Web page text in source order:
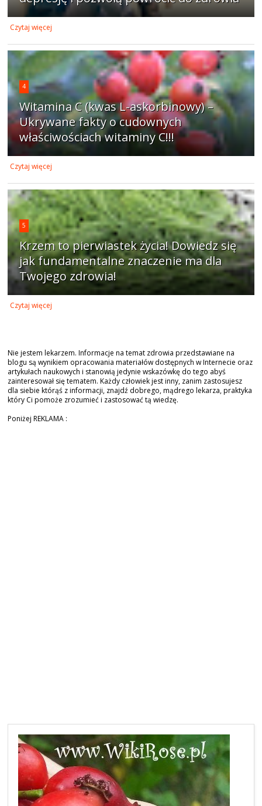
Czytaj więcej
4
Witamina C (kwas L-askorbinowy) –
Ukrywane fakty o cudownych
właściwościach witaminy C!!!
Czytaj więcej
5
Krzem to pierwiastek życia! Dowiedz się
jak fundamentalne znaczenie ma dla
Twojego zdrowia!
Czytaj więcej
Nie jestem lekarzem. Informacje na temat zdrowia przedstawiane na
blogu są wynikiem opracowania materiałów dostępnych w Internecie oraz
artykułach naukowych i stanowią jedynie wskazówkę do tego abyś
zainteresował się tematem. Każdy człowiek jest inny, zanim zastosujesz
dla siebie którąś z informacji, znajdź dobrego, mądrego lekarza, praktyka
który Ci pomoże zrozumieć i zastosować tą wiedzę.
Poniżej REKLAMA :